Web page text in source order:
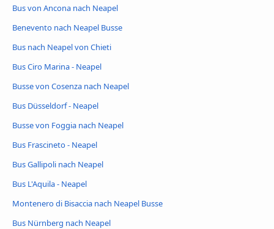
Bus von Ancona nach Neapel
Benevento nach Neapel Busse
Bus nach Neapel von Chieti
Bus Ciro Marina - Neapel
Busse von Cosenza nach Neapel
Bus Düsseldorf - Neapel
Busse von Foggia nach Neapel
Bus Frascineto - Neapel
Bus Gallipoli nach Neapel
Bus L'Aquila - Neapel
Montenero di Bisaccia nach Neapel Busse
Bus Nürnberg nach Neapel